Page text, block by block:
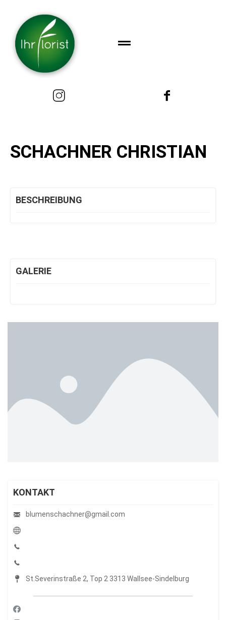
SCHACHNER CHRISTIAN
BESCHREIBUNG
GALERIE
KONTAKT
blumenschachner@gmail.com
St.Severinstraße 2, Top 2 3313 Wallsee-Sindelburg